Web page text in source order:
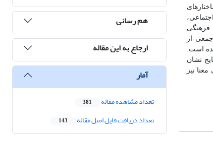
فرهنگی
از
است.
نشان
نیز
هم رسانی
ارجاع به این مقاله
آمار
تعداد مشاهده مقاله 381
تعداد دریافت فایل اصل مقاله 143